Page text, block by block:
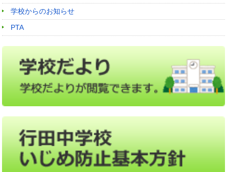
学校からのお知らせ
PTA